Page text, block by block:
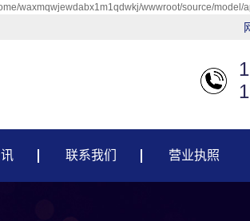
waxmqwjewdabx1m1qdwkj/wwwroot/source/model/
联系我们 营业执照